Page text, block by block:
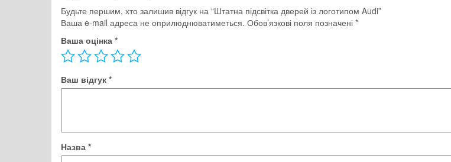
Будьте першим, хто залишив відгук на “Штатна підсвітка дверей із логотипом Audi”
Ваша e-mail адреса не оприлюднюватиметься. Обов’язкові поля позначені *
Ваша оцінка *
Ваш відгук *
Назва *